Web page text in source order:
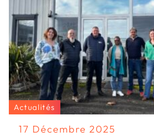
Actualités
17 Décembre 2025